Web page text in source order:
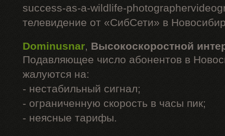
success-as-a-wildlife-
телевидение от «СибСети» в
Dominusnar, Высокоскоростной
Подавляющее число абонентов в
жалуются на:
- нестабильный сигнал;
- ограниченную скорость в часы пик;
- неясные тарифы.